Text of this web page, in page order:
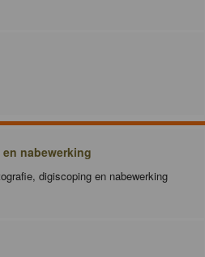
nabewerking
digiscoping en nabewerking